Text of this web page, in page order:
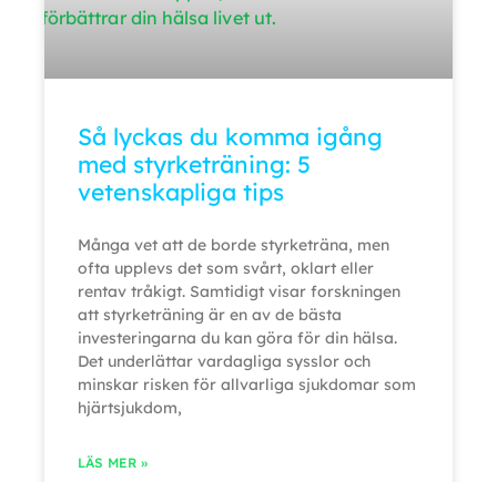
Så lyckas du komma igång
med styrketräning: 5
vetenskapliga tips
Många vet att de borde styrketräna, men
ofta upplevs det som svårt, oklart eller
rentav tråkigt. Samtidigt visar forskningen
att styrketräning är en av de bästa
investeringarna du kan göra för din hälsa.
Det underlättar vardagliga sysslor och
minskar risken för allvarliga sjukdomar som
hjärtsjukdom,
LÄS MER »